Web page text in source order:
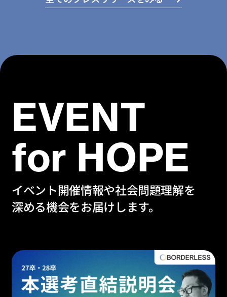
EVENT
for HOPE
イベント開催情報や社会問題理解を
深める機会をお届けします。